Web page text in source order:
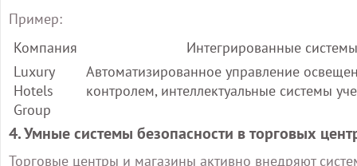
Пример:
Компания
Интегрированные системы
Luxury
Hotels
Group
Автоматизированное управление
контролем, интеллектуальные системы
4. Умные системы безопасности в торговых
Торговые центры и магазины активно внедряют